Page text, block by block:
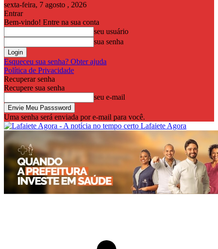
sexta-feira, 7 agosto , 2026
Entrar
Bem-vindo! Entre na sua conta
seu usuário
sua senha
Esqueceu sua senha? Obter ajuda
Política de Privacidade
Recuperar senha
Recupere sua senha
seu e-mail
Uma senha será enviada por e-mail para você.
Lafaiete Agora